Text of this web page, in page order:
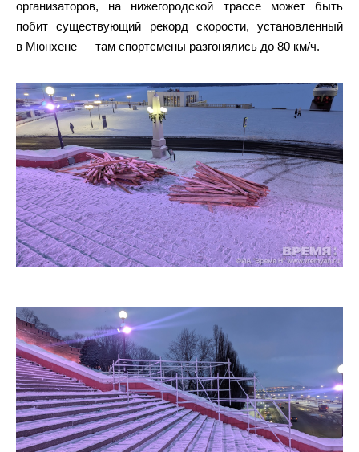
организаторов, на нижегородской трассе может быть
побит существующий рекорд скорости, установленный
в Мюнхене — там спортсмены разгонялись до 80 км/ч.